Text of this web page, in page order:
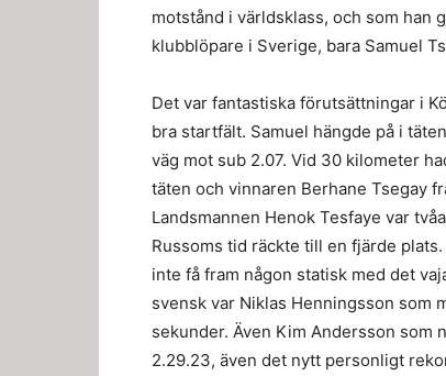
motstånd i världsklass, och som han
klubblöpare i Sverige, bara Samuel
Det var fantastiska förutsättningar i
bra startfält. Samuel hängde på i
väg mot sub 2.07. Vid 30 kilometer
täten och vinnaren Berhane Tsegay
Landsmannen Henok Tesfaye var
Russoms tid räckte till en fjärde
inte få fram någon statisk med det
svensk var Niklas Henningsson som
sekunder. Även Kim Andersson som
2.29.23, även det nytt personligt